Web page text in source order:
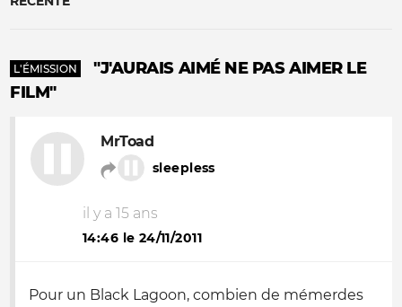
L'ÉMISSION
"J'AURAIS AIMÉ NE PAS AIMER LE
FILM"
MrToad
sleepless
il y a 15 ans
14:46 le 24/11/2011
Pour un Black Lagoon, combien de mémerdes